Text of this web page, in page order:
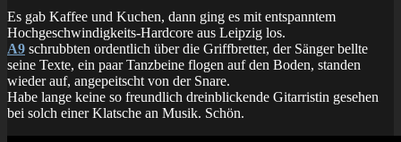
Es gab Kaffee und Kuchen, dann ging es mit entspanntem
Hochgeschwindigkeits-Hardcore aus Leipzig los.
A9 schrubbten ordentlich über die Griffbretter, der Sänger bellte
seine Texte, ein paar Tanzbeine flogen auf den Boden, standen
wieder auf, angepeitscht von der Snare.
Habe lange keine so freundlich dreinblickende Gitarristin gesehen
bei solch einer Klatsche an Musik. Schön.